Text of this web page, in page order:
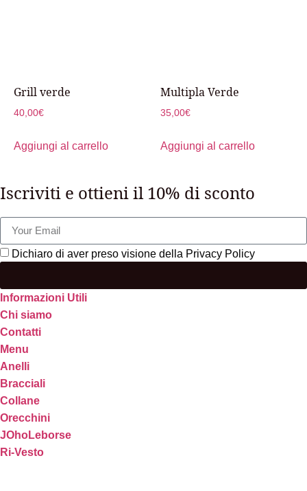
Grill verde
40,00€
Aggiungi al carrello
Multipla Verde
35,00€
Aggiungi al carrello
Iscriviti e ottieni il 10% di sconto
Dichiaro di aver preso visione della Privacy Policy
Informazioni Utili
Chi siamo
Contatti
Menu
Anelli
Bracciali
Collane
Orecchini
JOhoLeborse
Ri-Vesto